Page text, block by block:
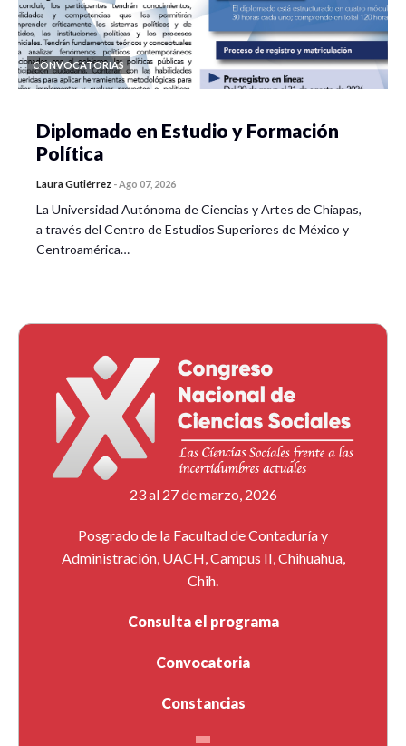
CONVOCATORIAS
Diplomado en Estudio y Formación
Política
Laura Gutiérrez -Ago 07, 2026
La Universidad Autónoma de Ciencias y Artes de Chiapas,
a través del Centro de Estudios Superiores de México y
Centroamérica…
23 al 27 de marzo, 2026
Posgrado de la Facultad de Contaduría y
Administración, UACH, Campus II, Chihuahua,
Chih.
Consulta el programa
Convocatoria
Constancias